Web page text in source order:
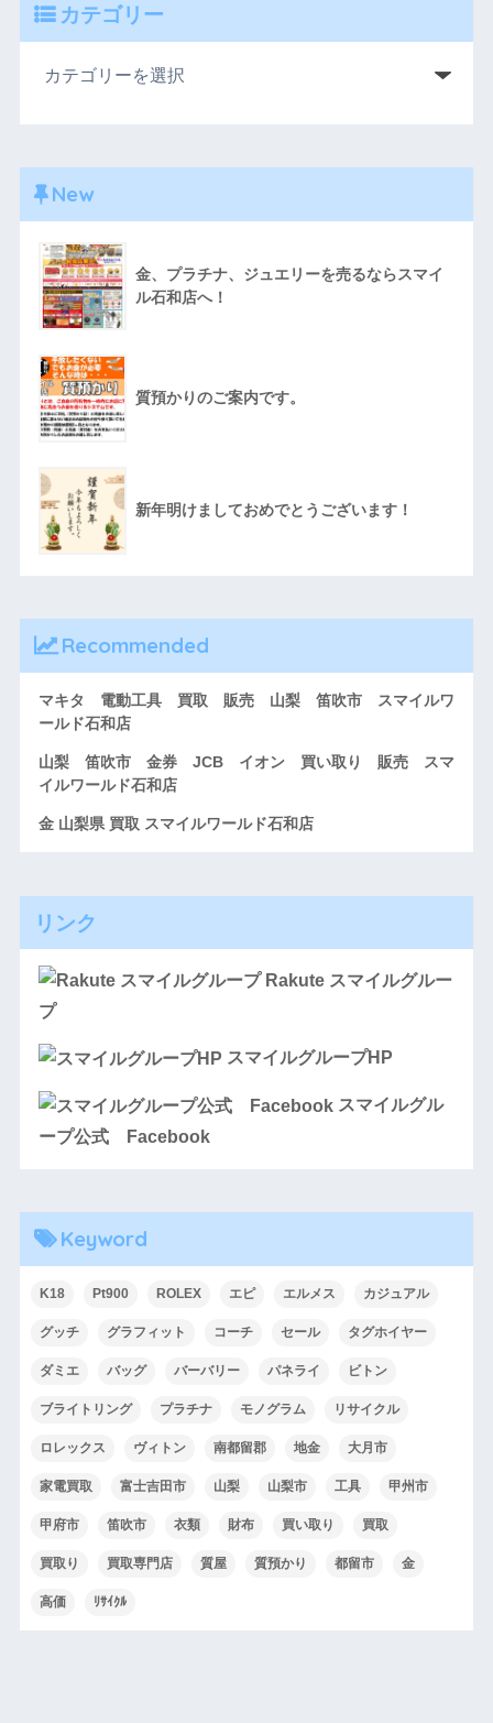
カテゴリー
New
金、プラチナ、ジュエリーを売るならスマイ
ル石和店へ！
質預かりのご案内です。
新年明けましておめでとうございます！
Recommended
マキタ 電動工具 買取 販売 山梨 笛吹市 スマイルワ
ールド石和店
山梨 笛吹市 金券 JCB イオン 買い取り 販売 スマ
イルワールド石和店
金 山梨県 買取 スマイルワールド石和店
リンク
Rakute スマイルグルー
プ
スマイルグループHP
スマイルグル
ープ公式 Facebook
Keyword
K18 Pt900 ROLEX エピ エルメス カジュアル
グッチ グラフィット コーチ セール タグホイヤー
ダミエ バッグ バーバリー パネライ ビトン
ブライトリング プラチナ モノグラム リサイクル
ロレックス ヴィトン 南都留郡 地金 大月市
家電買取 富士吉田市 山梨 山梨市 工具 甲州市
甲府市 笛吹市 衣類 財布 買い取り 買取
買取り 買取専門店 質屋 質預かり 都留市 金
高価 ﾘｻｲｸﾙ